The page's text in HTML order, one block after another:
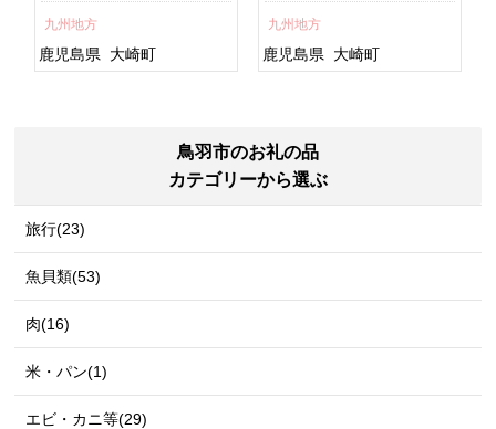
半島 A703
九州地方
鹿児島県 大崎町
県 大崎町 大隅半
島 A995G 【会員限定のお
礼の品】【うなぎ蒲焼 国
九州地方
鹿児島県 大崎町
鳥羽市のお礼の品
カテゴリーから選ぶ
旅行(23)
魚貝類(53)
肉(16)
米・パン(1)
エビ・カニ等(29)